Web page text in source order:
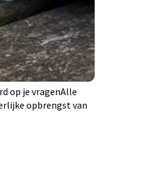
op je vragenAlle
opbrengst van